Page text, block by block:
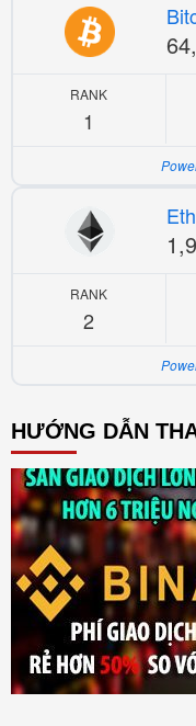
RANK
1
RANK
2
HƯỚNG DẪN